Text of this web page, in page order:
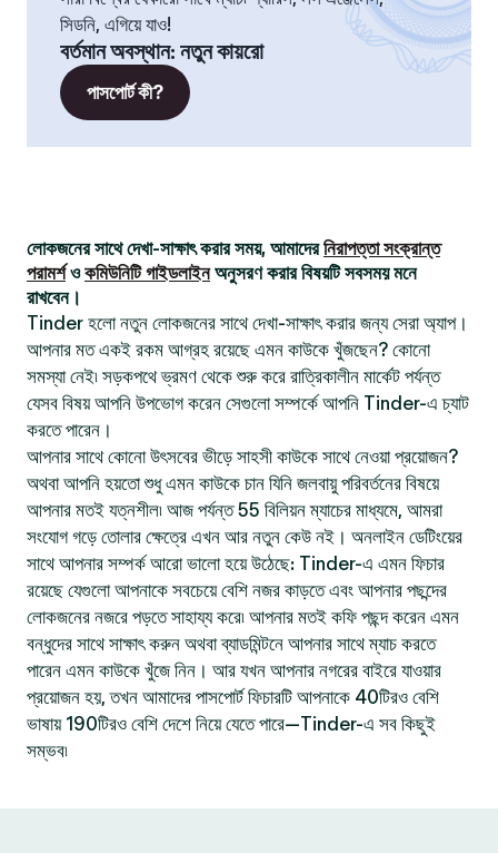
সিডনি, এগিয়ে যাও!
বর্তমান অবস্থান: নতুন কায়রো
পাসপোর্ট কী?
লোকজনের সাথে দেখা-সাক্ষাৎ করার সময়, আমাদেরনিরাপত্তা সংক্রান্ত
পরামর্শওকমিউনিটি গাইডলাইনঅনুসরণ করার বিষয়টি সবসময় মনে
রাখবেন।
Tinder হলো নতুন লোকজনের সাথে দেখা-সাক্ষাৎ করার জন্য সেরা অ্যাপ।
আপনার মত একই রকম আগ্রহ রয়েছে এমন কাউকে খুঁজছেন? কোনো
সমস্যা নেই৷ সড়কপথে ভ্রমণ থেকে শুরু করে রাত্রিকালীন মার্কেট পর্যন্ত
যেসব বিষয় আপনি উপভোগ করেন সেগুলো সম্পর্কে আপনি Tinder-এ চ্যাট
করতে পারেন।
আপনার সাথে কোনো উৎসবের ভীড়ে সাহসী কাউকে সাথে নেওয়া প্রয়োজন?
অথবা আপনি হয়তো শুধু এমন কাউকে চান যিনি জলবায়ু পরিবর্তনের বিষয়ে
আপনার মতই যত্নশীল৷ আজ পর্যন্ত 55 বিলিয়ন ম্যাচের মাধ্যমে, আমরা
সংযোগ গড়ে তোলার ক্ষেত্রে এখন আর নতুন কেউ নই। অনলাইন ডেটিংয়ের
সাথে আপনার সম্পর্ক আরো ভালো হয়ে উঠেছে: Tinder-এ এমন ফিচার
রয়েছে যেগুলো আপনাকে সবচেয়ে বেশি নজর কাড়তে এবং আপনার পছন্দের
লোকজনের নজরে পড়তে সাহায্য করে৷ আপনার মতই কফি পছন্দ করেন এমন
বন্ধুদের সাথে সাক্ষাৎ করুন অথবা ব্যাডমিন্টনে আপনার সাথে ম্যাচ করতে
পারেন এমন কাউকে খুঁজে নিন। আর যখন আপনার নগরের বাইরে যাওয়ার
প্রয়োজন হয়, তখন আমাদের পাসপোর্ট ফিচারটি আপনাকে 40টিরও বেশি
ভাষায় 190টিরও বেশি দেশে নিয়ে যেতে পারে—Tinder-এ সব কিছুই
সম্ভব৷